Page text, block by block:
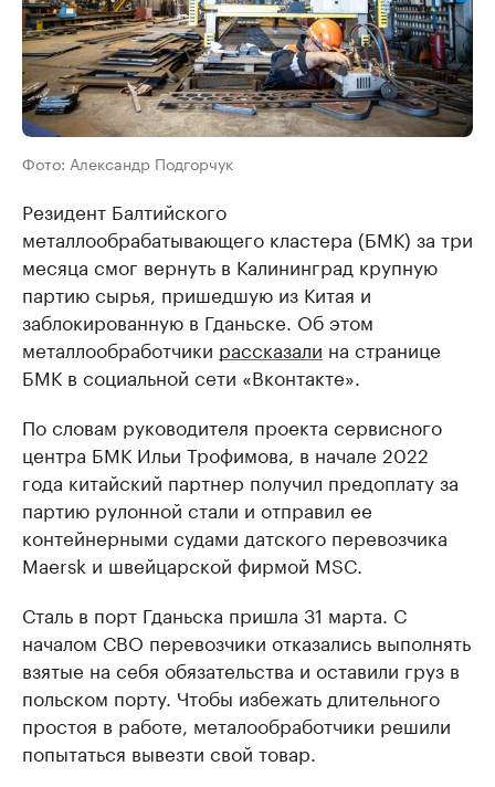
Фото: Александр Подгорчук
Резидент Балтийского
металлообрабатывающего кластера (БМК) за три
месяца смог вернуть в Калининград крупную
партию сырья, пришедшую из Китая и
заблокированную в Гданьске. Об этом
металлообработчики рассказали на странице
БМК в социальной сети «Вконтакте».
По словам руководителя проекта сервисного
центра БМК Ильи Трофимова, в начале 2022
года китайский партнер получил предоплату за
партию рулонной стали и отправил ее
контейнерными судами датского перевозчика
Мaersk и швейцарской фирмой MSC.
Сталь в порт Гданьска пришла 31 марта. С
началом СВО перевозчики отказались выполнять
взятые на себя обязательства и оставили груз в
польском порту. Чтобы избежать длительного
простоя в работе, металообработчики решили
попытаться вывезти свой товар.